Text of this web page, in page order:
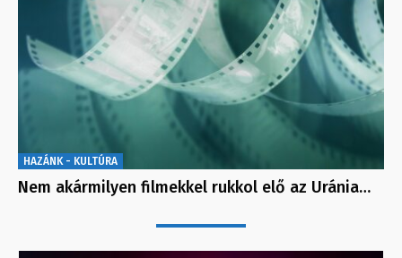
HAZÁNK - KULTÚRA
Nem akármilyen filmekkel rukkol elő az Uránia…